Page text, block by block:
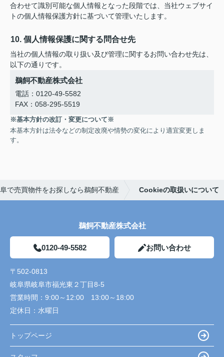
合わせて識別可能な個人情報となった段階では、当社ウェブサイ
トの個人情報保護方針に基づいて管理いたします。
10. 個人情報保護に関する問合せ先
当社の個人情報の取り扱い及び管理に関するお問い合わせ先は、
以下の通りです。
鵜飼不動産株式会社
電話：0120-49-5582
FAX：058-295-5519
※基本方針の改訂・変更について※
本基本方針は法令などの制定改廃や情勢の変化により適宜変更しま
す。
で売買物件をお探しなら鵜飼不動産 Cookieの取扱いについて
鵜飼不動産株式会社
0120-49-5582 お問い合わせ
〒502-0813
岐阜県岐阜市福光東２丁目8-5
営業時間： 9:00～12:00 13:00～18:00
定休日： 水曜日
トップページ